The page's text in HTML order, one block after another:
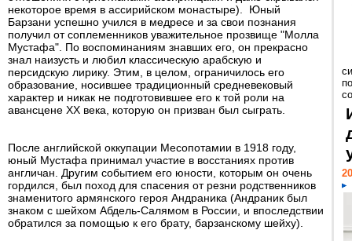
некоторое время в ассирийском монастыре). Юный
Барзани успешно учился в медресе и за свои познания
получил от соплеменников уважительное прозвище "Молла
Мустафа". По воспоминаниям знавших его, он прекрасно
знал наизусть и любил классическую арабскую и
персидскую лирику. Этим, в целом, ограничилось его
образование, носившее традиционный средневековый
характер и никак не подготовившее его к той роли на
авансцене ХХ века, которую он призван был сыграть.
После английской оккупации Месопотамии в 1918 году,
юный Мустафа принимал участие в восстаниях против
англичан. Другим событием его юности, которым он очень
гордился, был поход для спасения от резни родственников
знаменитого армянского героя Андраника (Андраник был
знаком с шейхом Абдель-Салямом в России, и впоследствии
обратился за помощью к его брату, барзанскому шейху).